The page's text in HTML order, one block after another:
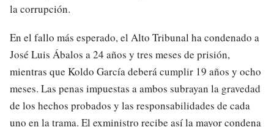
la corrupción.
En el fallo más esperado, el Alto Tribunal ha condenado a
José Luis Ábalos a 24 años y tres meses de prisión,
mientras que Koldo García deberá cumplir 19 años y ocho
meses. Las penas impuestas a ambos subrayan la gravedad
de los hechos probados y las responsabilidades de cada
uno en la trama. El exministro recibe así la mayor condena